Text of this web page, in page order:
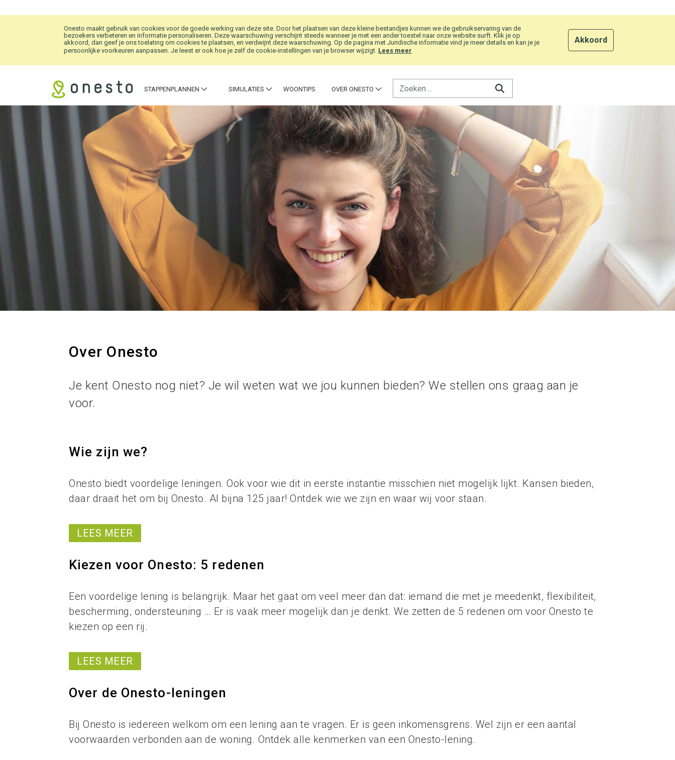
Onesto maakt gebruik van cookies voor de goede werking van deze site. Door het plaatsen van deze kleine bestandjes kunnen we de gebruikservaring van de
bezoekers verbeteren en informatie personaliseren. Deze waarschuwing verschijnt steeds wanneer je met een ander toestel naar onze website surft. Klik je op
akkoord, dan geef je ons toelating om cookies te plaatsen, en verdwijnt deze waarschuwing. Op de pagina met Juridische informatie vind je meer details en kan je je
persoonlijke voorkeuren aanpassen. Je leest er ook hoe je zelf de cookie-instellingen van je browser wijzigt. Lees meer
Akkoord
STAPPENPLANNEN SIMULATIES WOONTIPS OVER ONESTO
Over Onesto
Je kent Onesto nog niet? Je wil weten wat we jou kunnen bieden? We stellen ons graag aan je
voor.
Wie zijn we?
Onesto biedt voordelige leningen. Ook voor wie dit in eerste instantie misschien niet mogelijk lijkt. Kansen bieden,
daar draait het om bij Onesto. Al bijna 125 jaar! Ontdek wie we zijn en waar wij voor staan.
LEES MEER
Kiezen voor Onesto: 5 redenen
Een voordelige lening is belangrijk. Maar het gaat om veel meer dan dat: iemand die met je meedenkt, flexibiliteit,
bescherming, ondersteuning … Er is vaak meer mogelijk dan je denkt. We zetten de 5 redenen om voor Onesto te
kiezen op een rij.
LEES MEER
Over de Onesto-leningen
Bij Onesto is iedereen welkom om een lening aan te vragen. Er is geen inkomensgrens. Wel zijn er een aantal
voorwaarden verbonden aan de woning. Ontdek alle kenmerken van een Onesto-lening.